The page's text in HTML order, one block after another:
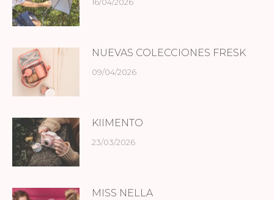
16/04/2026
NUEVAS COLECCIONES FRESK
09/04/2026
KIIMENTO
23/03/2026
MISS NELLA